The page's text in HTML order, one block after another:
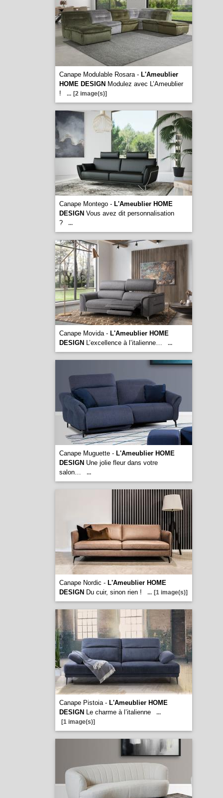
Canape Modulable Rosara - L'Ameublier
HOME DESIGN Modulez avec L’Ameublier
!
... [2 image(s)]
Canape Montego - L'Ameublier HOME
DESIGN Vous avez dit personnalisation
?
...
Canape Movida - L'Ameublier HOME
DESIGN L’excellence à l’italienne… ...
Canape Muguette - L'Ameublier HOME
DESIGN Une jolie fleur dans votre
salon…
...
Canape Nordic - L'Ameublier HOME
DESIGN Du cuir, sinon rien ! ... [1 image(s)]
Canape Pistoia - L'Ameublier HOME
DESIGN Le charme à l’italienne
...
[1 image(s)]